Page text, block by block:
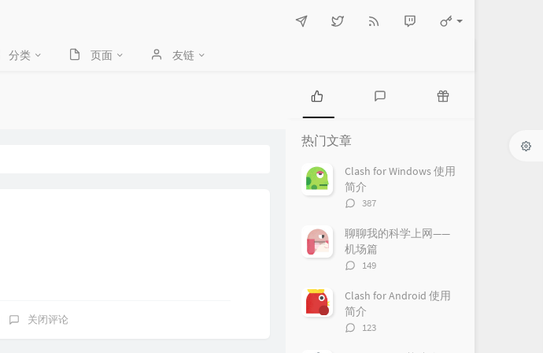
分类 页面 友链
关闭评论
热
门
文
章
论
章
热门文章
Clash for Windows 使用
简介
评
数：
387
聊聊我的科学上网——
机场篇
评
数：
149
Clash for Android 使用
简介
评
123